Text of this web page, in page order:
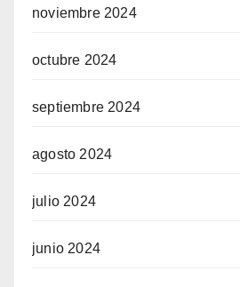
noviembre 2024
octubre 2024
septiembre 2024
agosto 2024
julio 2024
junio 2024